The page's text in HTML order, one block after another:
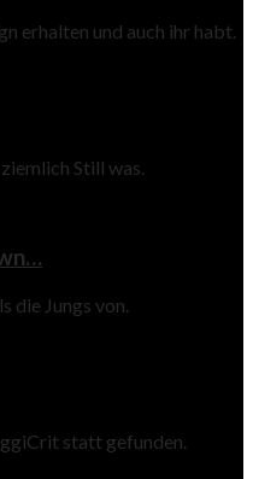
erhalten und auch ihr habt.
Still was.
die Jungs von.
statt gefunden.